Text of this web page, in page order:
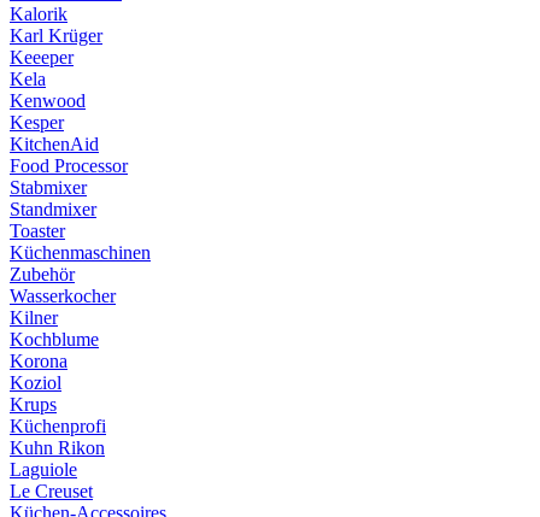
Kalorik
Karl Krüger
Keeeper
Kela
Kenwood
Kesper
KitchenAid
Food Processor
Stabmixer
Standmixer
Toaster
Küchenmaschinen
Zubehör
Wasserkocher
Kilner
Kochblume
Korona
Koziol
Krups
Küchenprofi
Kuhn Rikon
Laguiole
Le Creuset
Küchen-Accessoires